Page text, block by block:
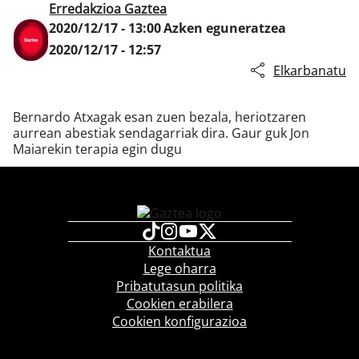
Erredakzioa Gaztea
2020/12/17 - 13:00Azken eguneratzea
2020/12/17 - 12:57
Elkarbanatu
Bernardo Atxagak esan zuen bezala, heriotzaren
aurrean abestiak sendagarriak dira. Gaur guk Jon
Maiarekin terapia egin dugu
Kontaktua
Lege oharra
Pribatutasun politika
Cookien erabilera
Cookien konfigurazioa